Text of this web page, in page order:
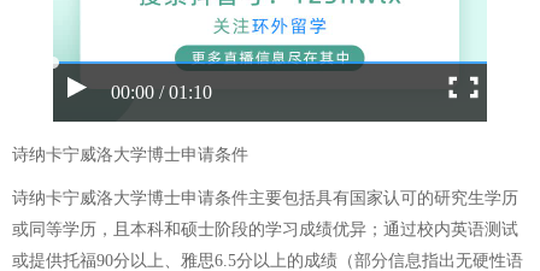
00:00 / 01:10
诗纳卡宁威洛大学博士申请条件
诗纳卡宁威洛大学博士申请条件主要包括具有国家认可的研究生学历
或同等学历，且本科和硕士阶段的学习成绩优异；通过校内英语测试
或提供托福90分以上、雅思6.5分以上的成绩（部分信息指出无硬性语